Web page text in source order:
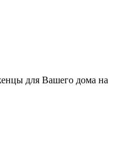
для Вашего дома на